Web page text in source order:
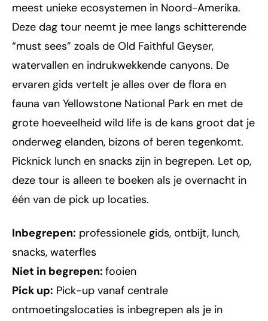
meest unieke ecosystemen in Noord-Amerika.
Deze dag tour neemt je mee langs schitterende
“must sees” zoals de Old Faithful Geyser,
watervallen en indrukwekkende canyons. De
ervaren gids vertelt je alles over de flora en
fauna van Yellowstone National Park en met de
grote hoeveelheid wild life is de kans groot dat je
onderweg elanden, bizons of beren tegenkomt.
Picknick lunch en snacks zijn in begrepen. Let op,
deze tour is alleen te boeken als je overnacht in
één van de pick up locaties.
Inbegrepen: professionele gids, ontbijt, lunch,
snacks, waterfles
Niet in begrepen: fooien
Pick up: Pick-up vanaf centrale
ontmoetingslocaties is inbegrepen als je in